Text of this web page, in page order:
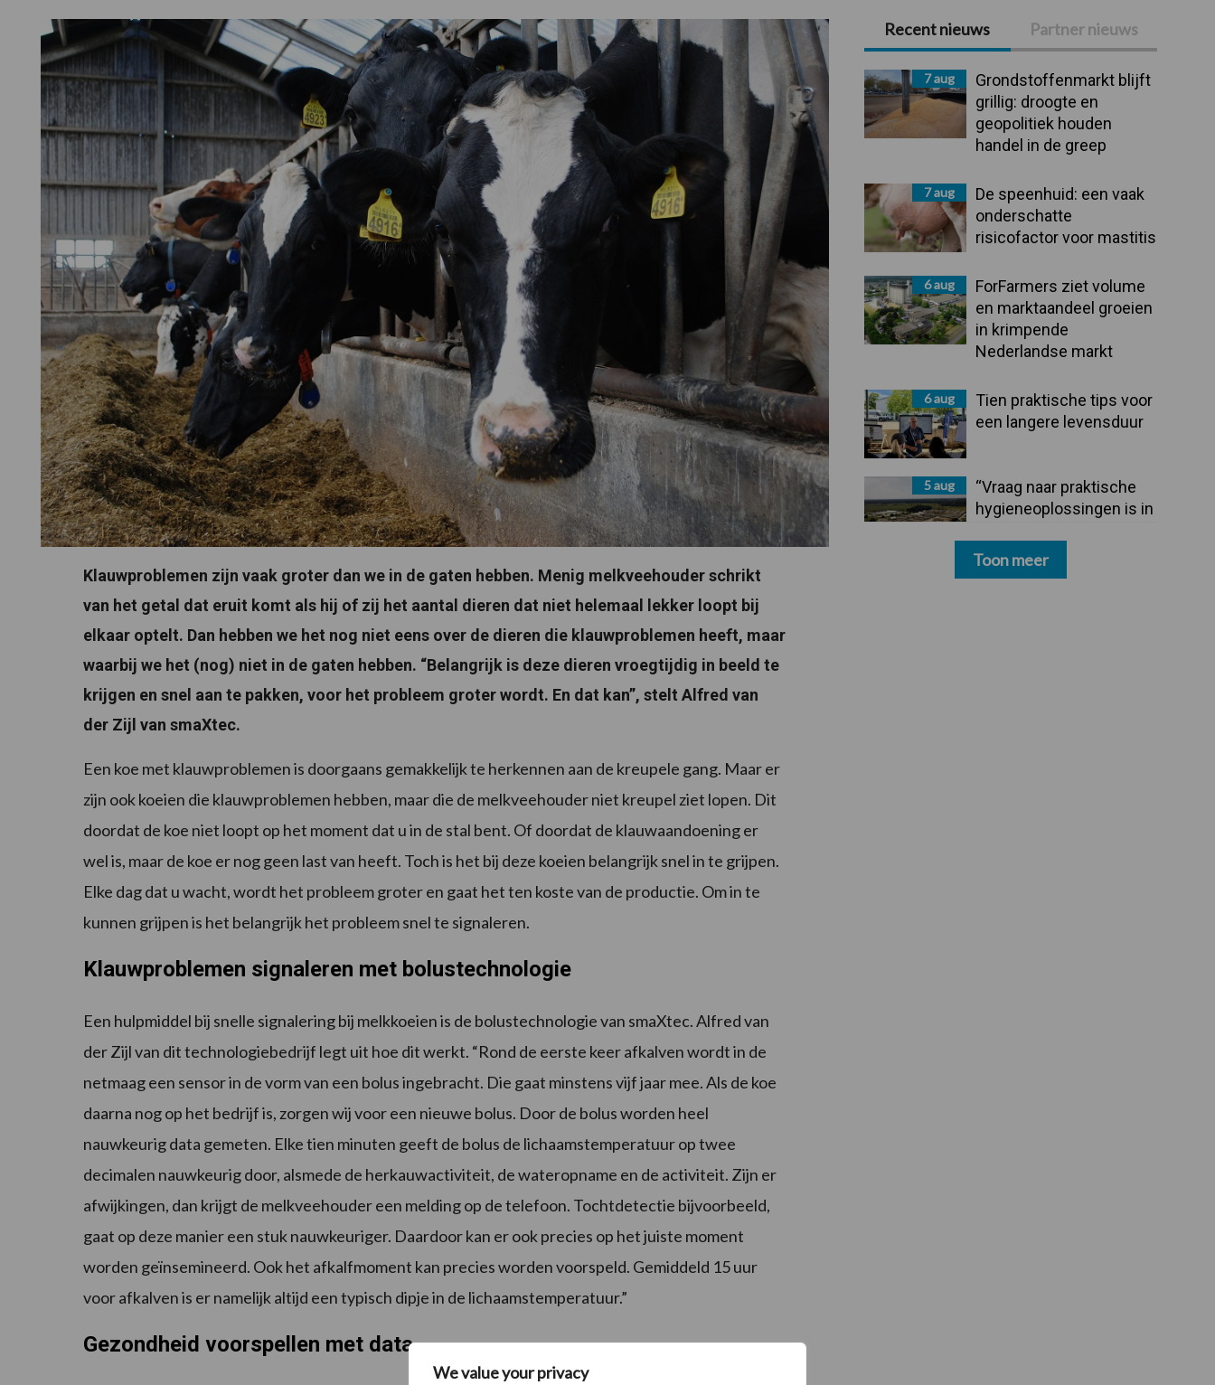
We value your privacy
Klauwproblemen zijn vaak groter dan we in de gaten hebben. Menig melkveehouder schrikt
van het getal dat eruit komt als hij of zij het aantal dieren dat niet helemaal lekker loopt bij
elkaar optelt. Dan hebben we het nog niet eens over de dieren die klauwproblemen heeft, maar
waarbij we het (nog) niet in de gaten hebben. “Belangrijk is deze dieren vroegtijdig in beeld te
krijgen en snel aan te pakken, voor het probleem groter wordt. En dat kan”, stelt Alfred van
der Zijl van smaXtec.
Een koe met klauwproblemen is doorgaans gemakkelijk te herkennen aan de kreupele gang. Maar er
zijn ook koeien die klauwproblemen hebben, maar die de melkveehouder niet kreupel ziet lopen. Dit
doordat de koe niet loopt op het moment dat u in de stal bent. Of doordat de klauwaandoening er
wel is, maar de koe er nog geen last van heeft. Toch is het bij deze koeien belangrijk snel in te grijpen.
Elke dag dat u wacht, wordt het probleem groter en gaat het ten koste van de productie. Om in te
kunnen grijpen is het belangrijk het probleem snel te signaleren.
Klauwproblemen signaleren met bolustechnologie
Een hulpmiddel bij snelle signalering bij melkkoeien is de bolustechnologie van smaXtec. Alfred van
der Zijl van dit technologiebedrijf legt uit hoe dit werkt. “Rond de eerste keer afkalven wordt in de
netmaag een sensor in de vorm van een bolus ingebracht. Die gaat minstens vijf jaar mee. Als de koe
daarna nog op het bedrijf is, zorgen wij voor een nieuwe bolus. Door de bolus worden heel
nauwkeurig data gemeten. Elke tien minuten geeft de bolus de lichaamstemperatuur op twee
decimalen nauwkeurig door, alsmede de herkauwactiviteit, de wateropname en de activiteit. Zijn er
afwijkingen, dan krijgt de melkveehouder een melding op de telefoon. Tochtdetectie bijvoorbeeld,
gaat op deze manier een stuk nauwkeuriger. Daardoor kan er ook precies op het juiste moment
worden geïnsemineerd. Ook het afkalfmoment kan precies worden voorspeld. Gemiddeld 15 uur
voor afkalven is er namelijk altijd een typisch dipje in de lichaamstemperatuur.”
Gezondheid voorspellen met data
Primaire
Sidebar
Recent nieuws Partner nieuws
7 aug
Grondstoffenmarkt blijft
grillig: droogte en
geopolitiek houden
handel in de greep
7 aug
De speenhuid: een vaak
onderschatte
risicofactor voor mastitis
6 aug
ForFarmers ziet volume
en marktaandeel groeien
in krimpende
Nederlandse markt
6 aug
Tien praktische tips voor
een langere levensduur
5 aug
“Vraag naar praktische
hygieneoplossingen is in
Toon meer